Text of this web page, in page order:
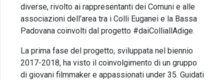
diverse, rivolto ai rappresentanti dei Comuni e alle
associazioni dell’area tra i Colli Euganei e la Bassa
Padovana coinvolti dal progetto #daiColliallAdige.
La prima fase del progetto, sviluppata nel biennio
2017-2018, ha visto il coinvolgimento di un gruppo
di giovani filmmaker e appassionati under 35. Guidati